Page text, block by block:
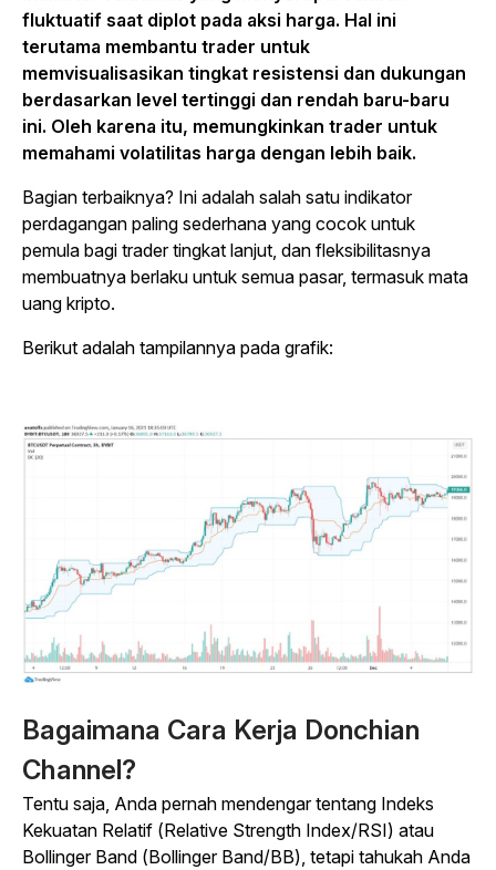
fluktuatif saat diplot pada aksi harga. Hal ini
terutama membantu trader untuk
memvisualisasikan tingkat resistensi dan dukungan
berdasarkan level tertinggi dan rendah baru-baru
ini. Oleh karena itu, memungkinkan trader untuk
memahami volatilitas harga dengan lebih baik.
Bagian terbaiknya? Ini adalah salah satu indikator
perdagangan paling sederhana yang cocok untuk
pemula bagi trader tingkat lanjut, dan fleksibilitasnya
membuatnya berlaku untuk semua pasar, termasuk mata
uang kripto.
Berikut adalah tampilannya pada grafik:
Bagaimana Cara Kerja Donchian
Channel?
Tentu saja, Anda pernah mendengar tentang Indeks
Kekuatan Relatif (Relative Strength Index/RSI) atau
Bollinger Band (Bollinger Band/BB), tetapi tahukah Anda